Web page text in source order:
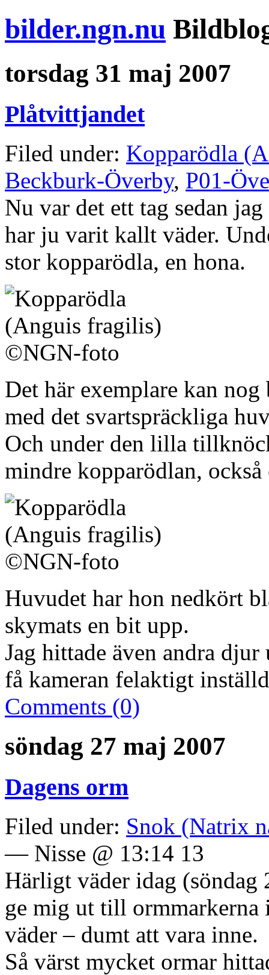
bilder.ngn.nu
torsdag 31 maj 2007
Plåtvittjandet
Filed under: Kopparödla
Beckburk-Överby, P01-
Nu var det ett tag sedan
har ju varit kallt väder.
stor kopparödla, en hona.
Det här exemplare kan
med det svartspräckliga
Och under den lilla
mindre kopparödlan, också
Huvudet har hon nedkört
skymats en bit upp.
Jag hittade även andra
få kameran felaktigt
Comments (0)
söndag 27 maj 2007
Dagens orm
Filed under: Snok (Natrix
— Nisse @ 13:14 13
Härligt väder idag
ge mig ut till ormmarkerna
väder – dumt att vara inne.
Så värst mycket ormar